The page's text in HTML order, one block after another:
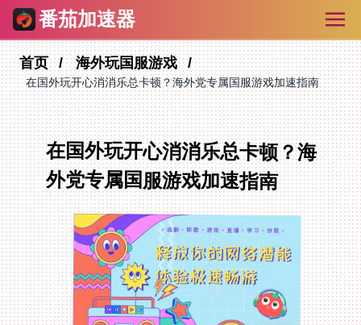
番茄加速器
首页 海外玩国服游戏
在国外玩开心消消乐总卡顿？海外党专属国服游戏加速指南
在国外玩开心消消乐总卡顿？海
外党专属国服游戏加速指南